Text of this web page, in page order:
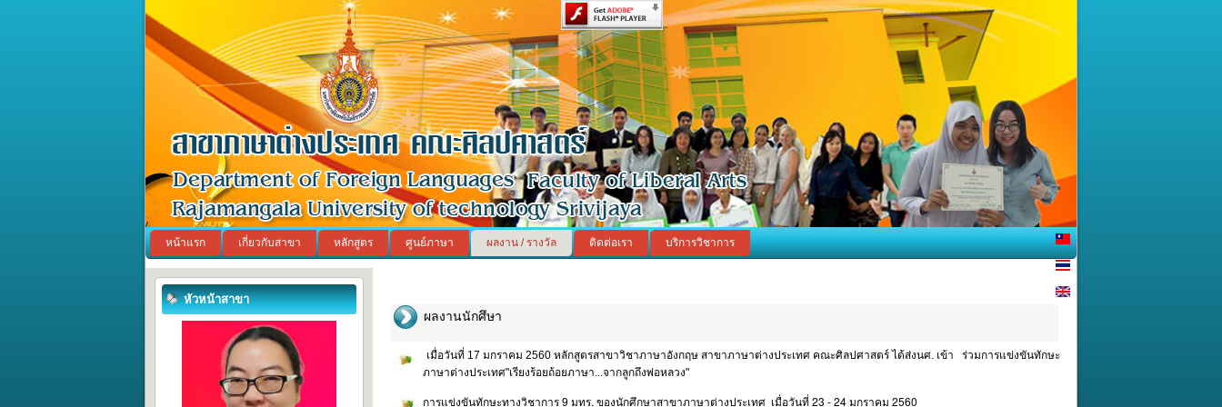
หน้าแรก เกี่ยวกับสาขา หลักสูตร ศูนย์ภาษา ผลงาน / รางวัล ติดต่อเรา บริการวิชาการ
หัวหน้าสาขา
ผลงานนักศึษา
เมื่อวันที่ 17 มกราคม 2560 หลักสูตรสาขาวิชาภาษาอังกฤษ สาขาภาษาต่างประเทศ คณะศิลปศาสตร์ ได้ส่งนศ. เข้า ร่วมการแข่งขันทักษะ
ภาษาต่างประเทศ"เรียงร้อยถ้อยภาษา...จากลูกถึงพ่อหลวง"
การแข่งขันทักษะทางวิชาการ 9 มทร. ของนักศึกษาสาขาภาษาต่างประเทศ เมื่อวันที่ 23 - 24 มกราคม 2560